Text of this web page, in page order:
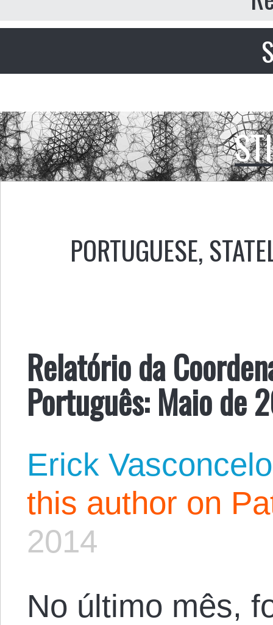
PORTUGUESE,
Relatório da
Português: Maio de
Erick
this author on
2014
No último mês,